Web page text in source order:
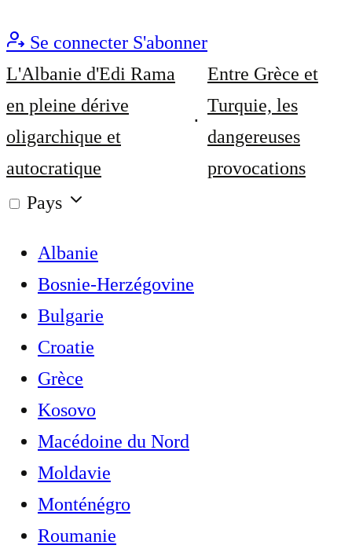
Se connecter S'abonner
L'Albanie d'Edi Rama
en pleine dérive
oligarchique et
autocratique
Entre Grèce et
Turquie, les
dangereuses
provocations
Pays
Albanie
Bosnie-Herzégovine
Bulgarie
Croatie
Grèce
Kosovo
Macédoine du Nord
Moldavie
Monténégro
Roumanie